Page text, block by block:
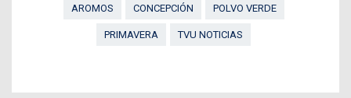
AROMOS
CONCEPCIÓN POLVO VERDE
PRIMAVERA TVU NOTICIAS